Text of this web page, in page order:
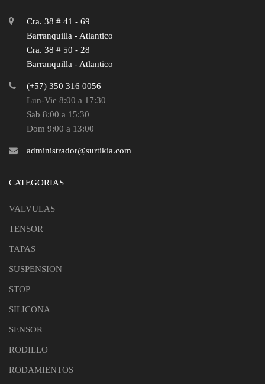
Cra. 38 # 41 - 69
Barranquilla - Atlantico
Cra. 38 # 50 - 28
Barranquilla - Atlantico
(+57) 350 316 0056
Lun-Vie 8:00 a 17:30
Sab 8:00 a 15:30
Dom 9:00 a 13:00
administrador@surtikia.com
CATEGORIAS
VALVULAS
TENSOR
TAPAS
SUSPENSION
STOP
SILICONA
SENSOR
RODILLO
RODAMIENTOS